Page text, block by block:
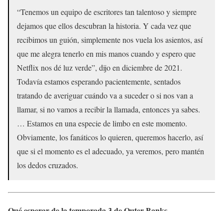
“Tenemos un equipo de escritores tan talentoso y siempre
dejamos que ellos descubran la historia. Y cada vez que
recibimos un guión, simplemente nos vuela los asientos, así
que me alegra tenerlo en mis manos cuando y espero que
Netflix nos dé luz verde”, dijo en diciembre de 2021.
Todavía estamos esperando pacientemente, sentados
tratando de averiguar cuándo va a suceder o si nos van a
llamar, si no vamos a recibir la llamada, entonces ya sabes.
… Estamos en una especie de limbo en este momento.
Obviamente, los fanáticos lo quieren, queremos hacerlo, así
que si el momento es el adecuado, ya veremos, pero mantén
los dedos cruzados.